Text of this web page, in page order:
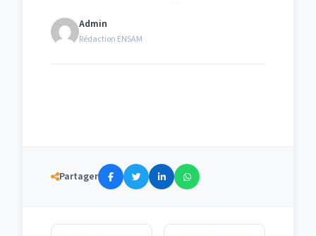
Admin
Rédaction ENSAM
Partager